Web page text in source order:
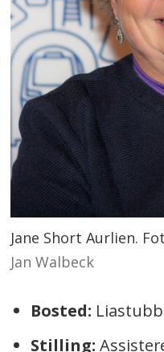
Jane Short Aurlien.
Jan Walbeck
Bosted:
Stilling: